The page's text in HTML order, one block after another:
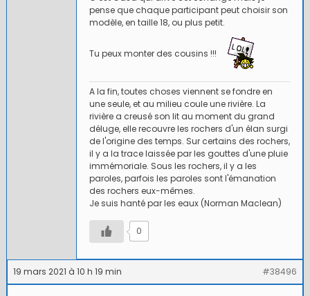
pense que chaque participant peut choisir son
modèle, en taille 18, ou plus petit.
Tu peux monter des cousins !!!
A la fin, toutes choses viennent se fondre en
une seule, et au milieu coule une rivière. La
rivière a creusé son lit au moment du grand
déluge, elle recouvre les rochers d'un élan surgi
de l'origine des temps. Sur certains des rochers,
il y a la trace laissée par les gouttes d'une pluie
immémoriale. Sous les rochers, il y a les
paroles, parfois les paroles sont l'émanation
des rochers eux-mêmes.
Je suis hanté par les eaux (Norman Maclean)
0
19 mars 2021 à 10 h 19 min #38496